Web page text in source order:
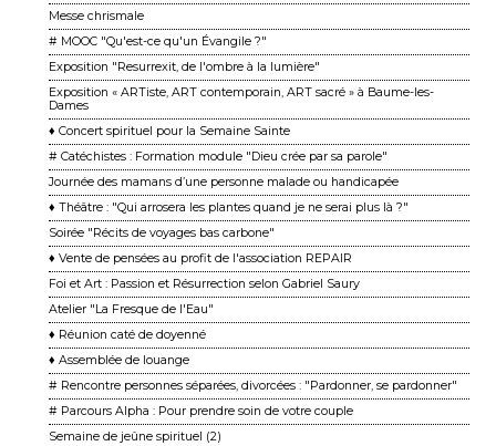
Messe chrismale
# MOOC "Qu'est-ce qu'un Évangile ?"
Exposition "Resurrexit, de l'ombre à la lumière"
Exposition « ARTiste, ART contemporain, ART sacré » à Baume-les-
Dames
♦ Concert spirituel pour la Semaine Sainte
# Catéchistes : Formation module "Dieu crée par sa parole"
Journée des mamans d’une personne malade ou handicapée
♦ Théâtre : "Qui arrosera les plantes quand je ne serai plus là ?"
Soirée "Récits de voyages bas carbone"
♦ Vente de pensées au profit de l'association REPAIR
Foi et Art : Passion et Résurrection selon Gabriel Saury
Atelier "La Fresque de l'Eau"
♦ Réunion caté de doyenné
♦ Assemblée de louange
# Rencontre personnes séparées, divorcées : "Pardonner, se pardonner"
# Parcours Alpha : Pour prendre soin de votre couple
Semaine de jeûne spirituel (2)